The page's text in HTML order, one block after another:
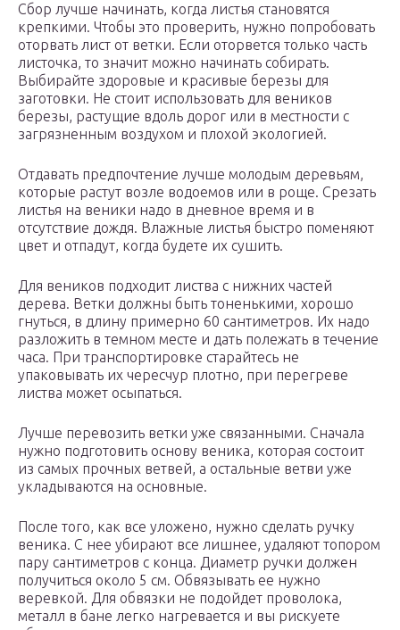
Сбор лучше начинать, когда листья становятся
крепкими. Чтобы это проверить, нужно попробовать
оторвать лист от ветки. Если оторвется только часть
листочка, то значит можно начинать собирать.
Выбирайте здоровые и красивые березы для
заготовки. Не стоит использовать для веников
березы, растущие вдоль дорог или в местности с
загрязненным воздухом и плохой экологией.
Отдавать предпочтение лучше молодым деревьям,
которые растут возле водоемов или в роще. Срезать
листья на веники надо в дневное время и в
отсутствие дождя. Влажные листья быстро поменяют
цвет и отпадут, когда будете их сушить.
Для веников подходит листва с нижних частей
дерева. Ветки должны быть тоненькими, хорошо
гнуться, в длину примерно 60 сантиметров. Их надо
разложить в темном месте и дать полежать в течение
часа. При транспортировке старайтесь не
упаковывать их чересчур плотно, при перегреве
листва может осыпаться.
Лучше перевозить ветки уже связанными. Сначала
нужно подготовить основу веника, которая состоит
из самых прочных ветвей, а остальные ветви уже
укладываются на основные.
После того, как все уложено, нужно сделать ручку
веника. С нее убирают все лишнее, удаляют топором
пару сантиметров с конца. Диаметр ручки должен
получиться около 5 см. Обвязывать ее нужно
веревкой. Для обвязки не подойдет проволока,
металл в бане легко нагревается и вы рискуете